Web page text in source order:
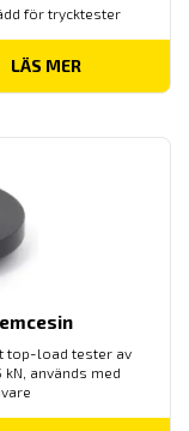
för trycktester
LÄS MER
top-load tester av
används med